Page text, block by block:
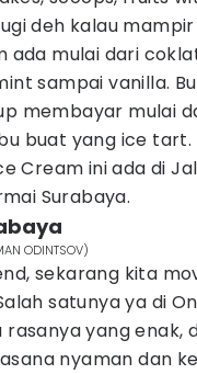
deh kalau mampir
ada mulai dari
sampai vanilla.
membayar mulai
buat yang ice tart.
Cream ini ada di
Surabaya.
ODINTSOV)
sekarang kita
satunya ya di
yang enak,
nyaman dan